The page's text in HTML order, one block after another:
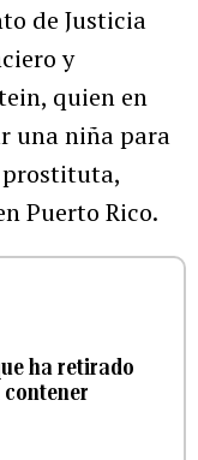
de Justicia
y
quien en
una niña para
Puerto Rico.
ha retirado